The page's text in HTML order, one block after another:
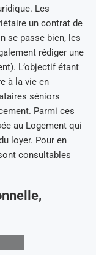
Les
un contrat de
se passe bien, les
rédiger une
L’objectif étant
à la vie en
séniors
Parmi ces
au Logement qui
loyer. Pour en
consultables